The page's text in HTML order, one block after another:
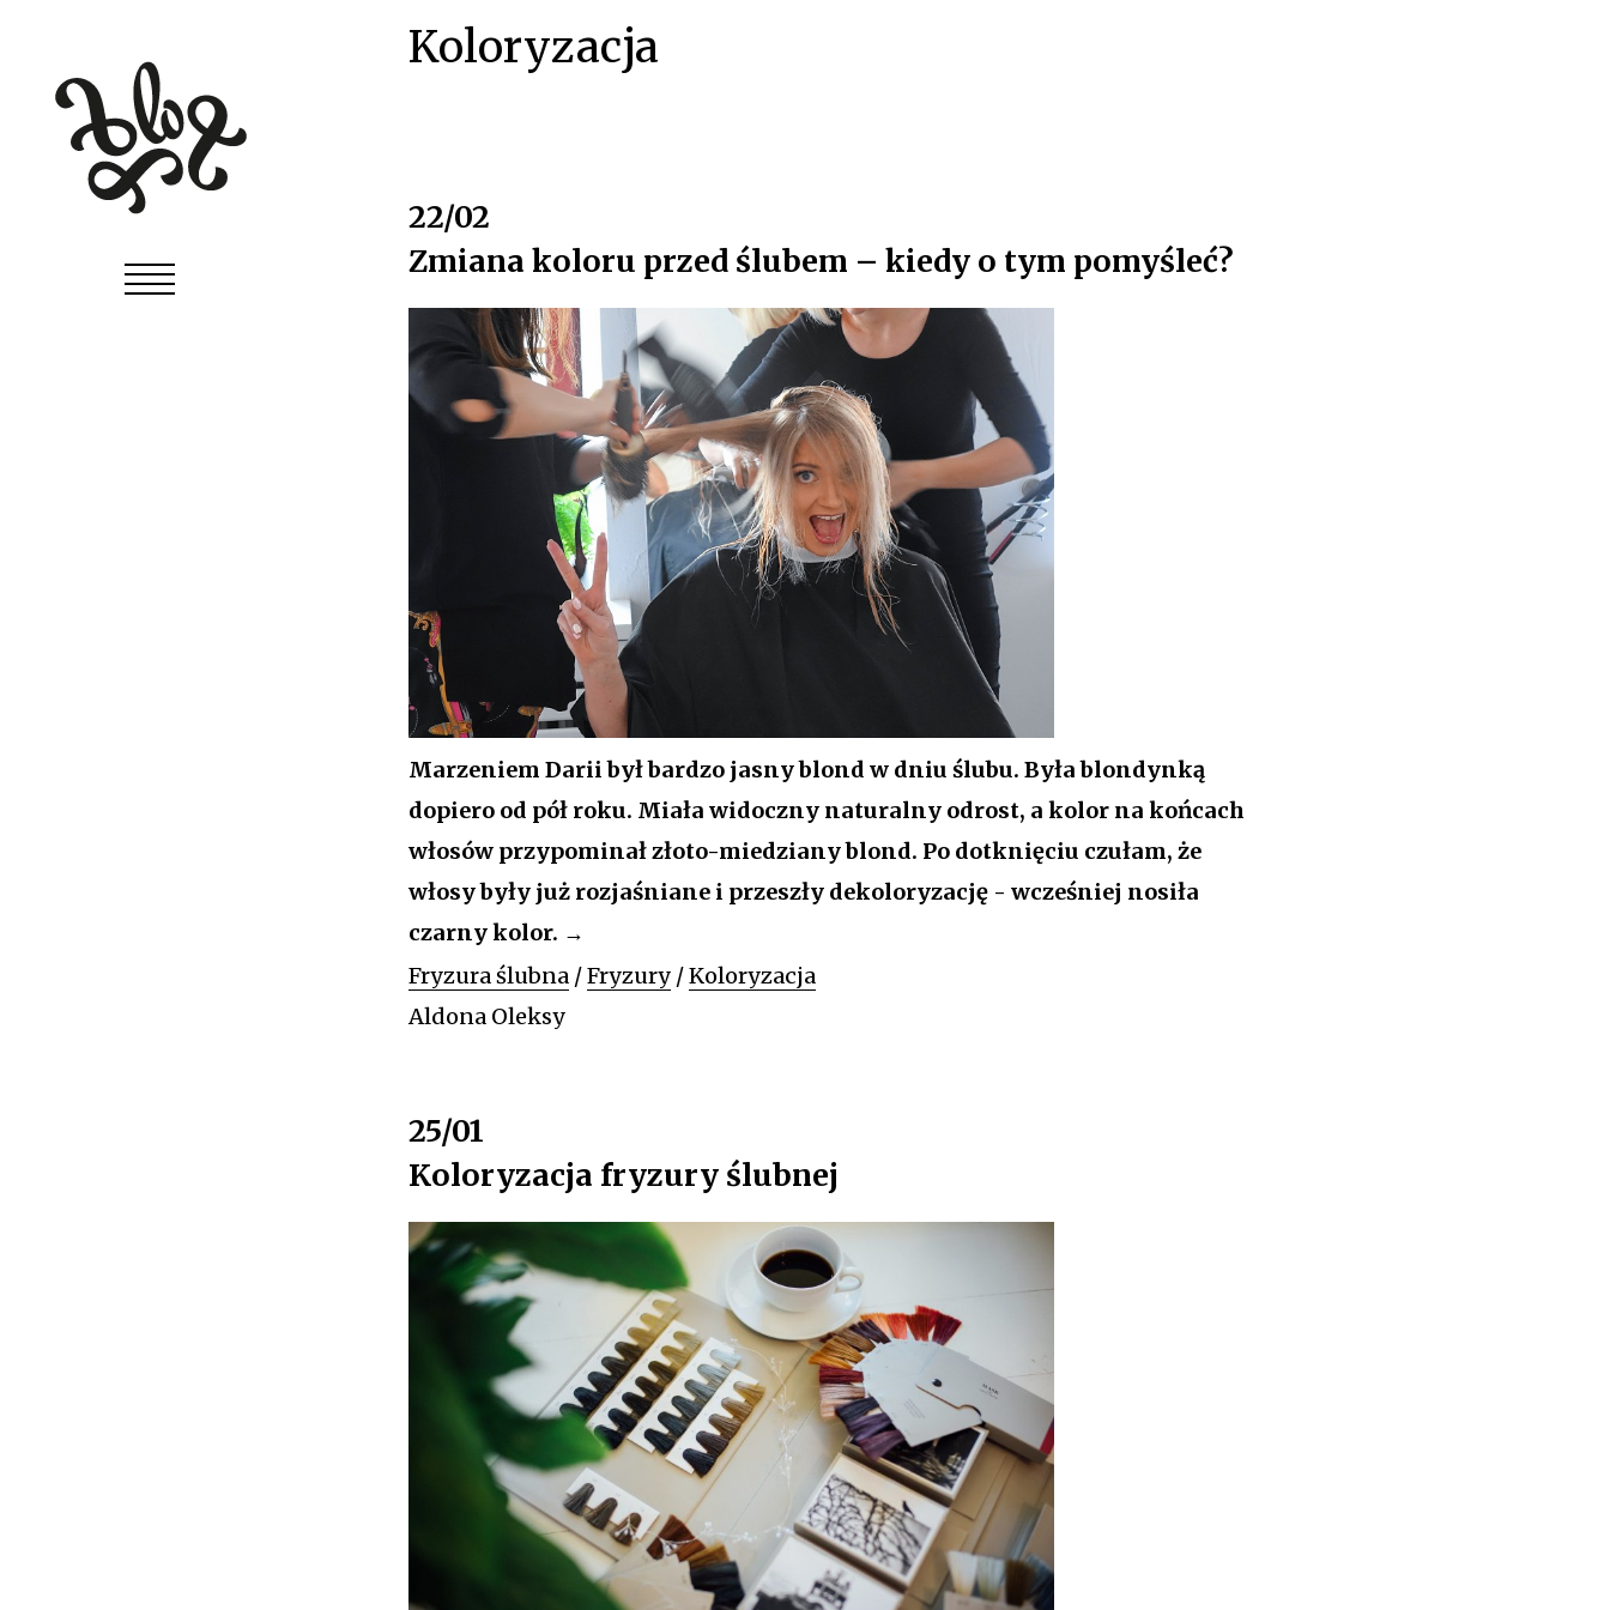
O blogu
Salon Syrena
Instagram
Koloryzacja
22/02
Zmiana koloru przed ślubem – kiedy o tym pomyśleć?
Marzeniem Darii był bardzo jasny blond w dniu ślubu. Była blondynką
dopiero od pół roku. Miała widoczny naturalny odrost, a kolor na końcach
włosów przypominał złoto-miedziany blond. Po dotknięciu czułam, że
włosy były już rozjaśniane i przeszły dekoloryzację - wcześniej nosiła
czarny kolor. →
Fryzura ślubna /Fryzury /Koloryzacja
Aldona Oleksy
25/01
Koloryzacja fryzury ślubnej